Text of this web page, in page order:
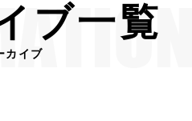
ブ一覧
カイブ